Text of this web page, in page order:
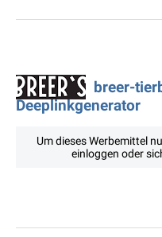
breer-
Deeplinkgenerator
Um dieses Werbemittel
einloggen oder